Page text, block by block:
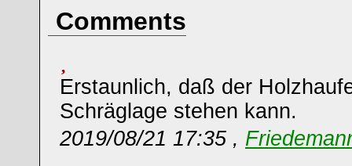
Comments
Erstaunlich, daß der
Schräglage stehen kann.
2019/08/21 17:35 ,